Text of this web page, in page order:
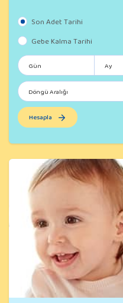
Son Adet Tarihi
Gebe Kalma Tarihi
Hesapla